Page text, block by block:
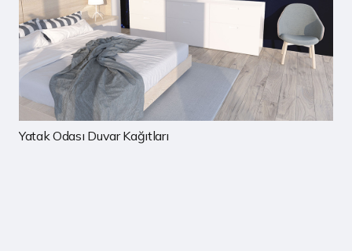
Çocuk Odası Duvar Kağıtları